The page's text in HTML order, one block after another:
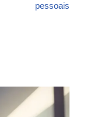
pessoais